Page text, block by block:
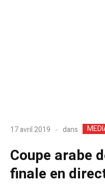
17 avril 2019 dans
Coupe arabe
finale en